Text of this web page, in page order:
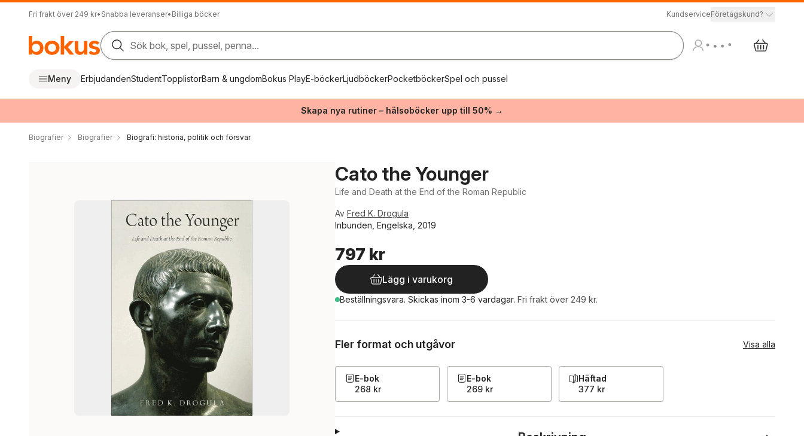
Fri frakt över 249 kr• Snabba leveranser• Billiga böcker KundserviceFöretagskund?
Sök bok, spel, pussel, penna...
Meny ErbjudandenStudentTopplistorBarn & ungdomBokus PlayE-böckerLjudböckerPocketböckerSpel och pussel
Skapa nya rutiner – hälsoböcker upp till 50% →
Biografier Biografier Biografi: historia, politik och försvar
Cato the Younger
Life and Death at the End of the Roman Republic
Av Fred K. Drogula
Inbunden, Engelska, 2019
797 kr
Lägg i varukorg
Beställningsvara. Skickas inom 3-6 vardagar. Fri frakt över 249 kr.
Fler format och utgåvor Visa alla
E-bok
268 kr
E-bok
269 kr
Häftad
377 kr